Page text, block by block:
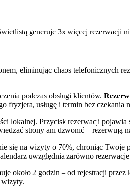
generuje 3x więcej rezerwacji
eliminując chaos telefonicznych
podczas obsługi klientów.
fryzjera, usługę i termin bez czekania
lokalnej. Przycisk rezerwacji
strony ani dzwonić – rezerwują
się na wizyty o 70%, chroniąc
uwzględnia zarówno
około 2 godzin – od rejestracji
wizyty.